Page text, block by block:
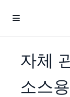
자체
소스